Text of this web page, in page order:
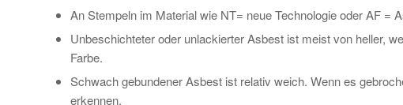
An Stempeln im Material wie NT= neue Technologie oder AF =
Unbeschichteter oder unlackierter Asbest ist meist von heller,
Farbe.
Schwach gebundener Asbest ist relativ weich. Wenn es
erkennen.